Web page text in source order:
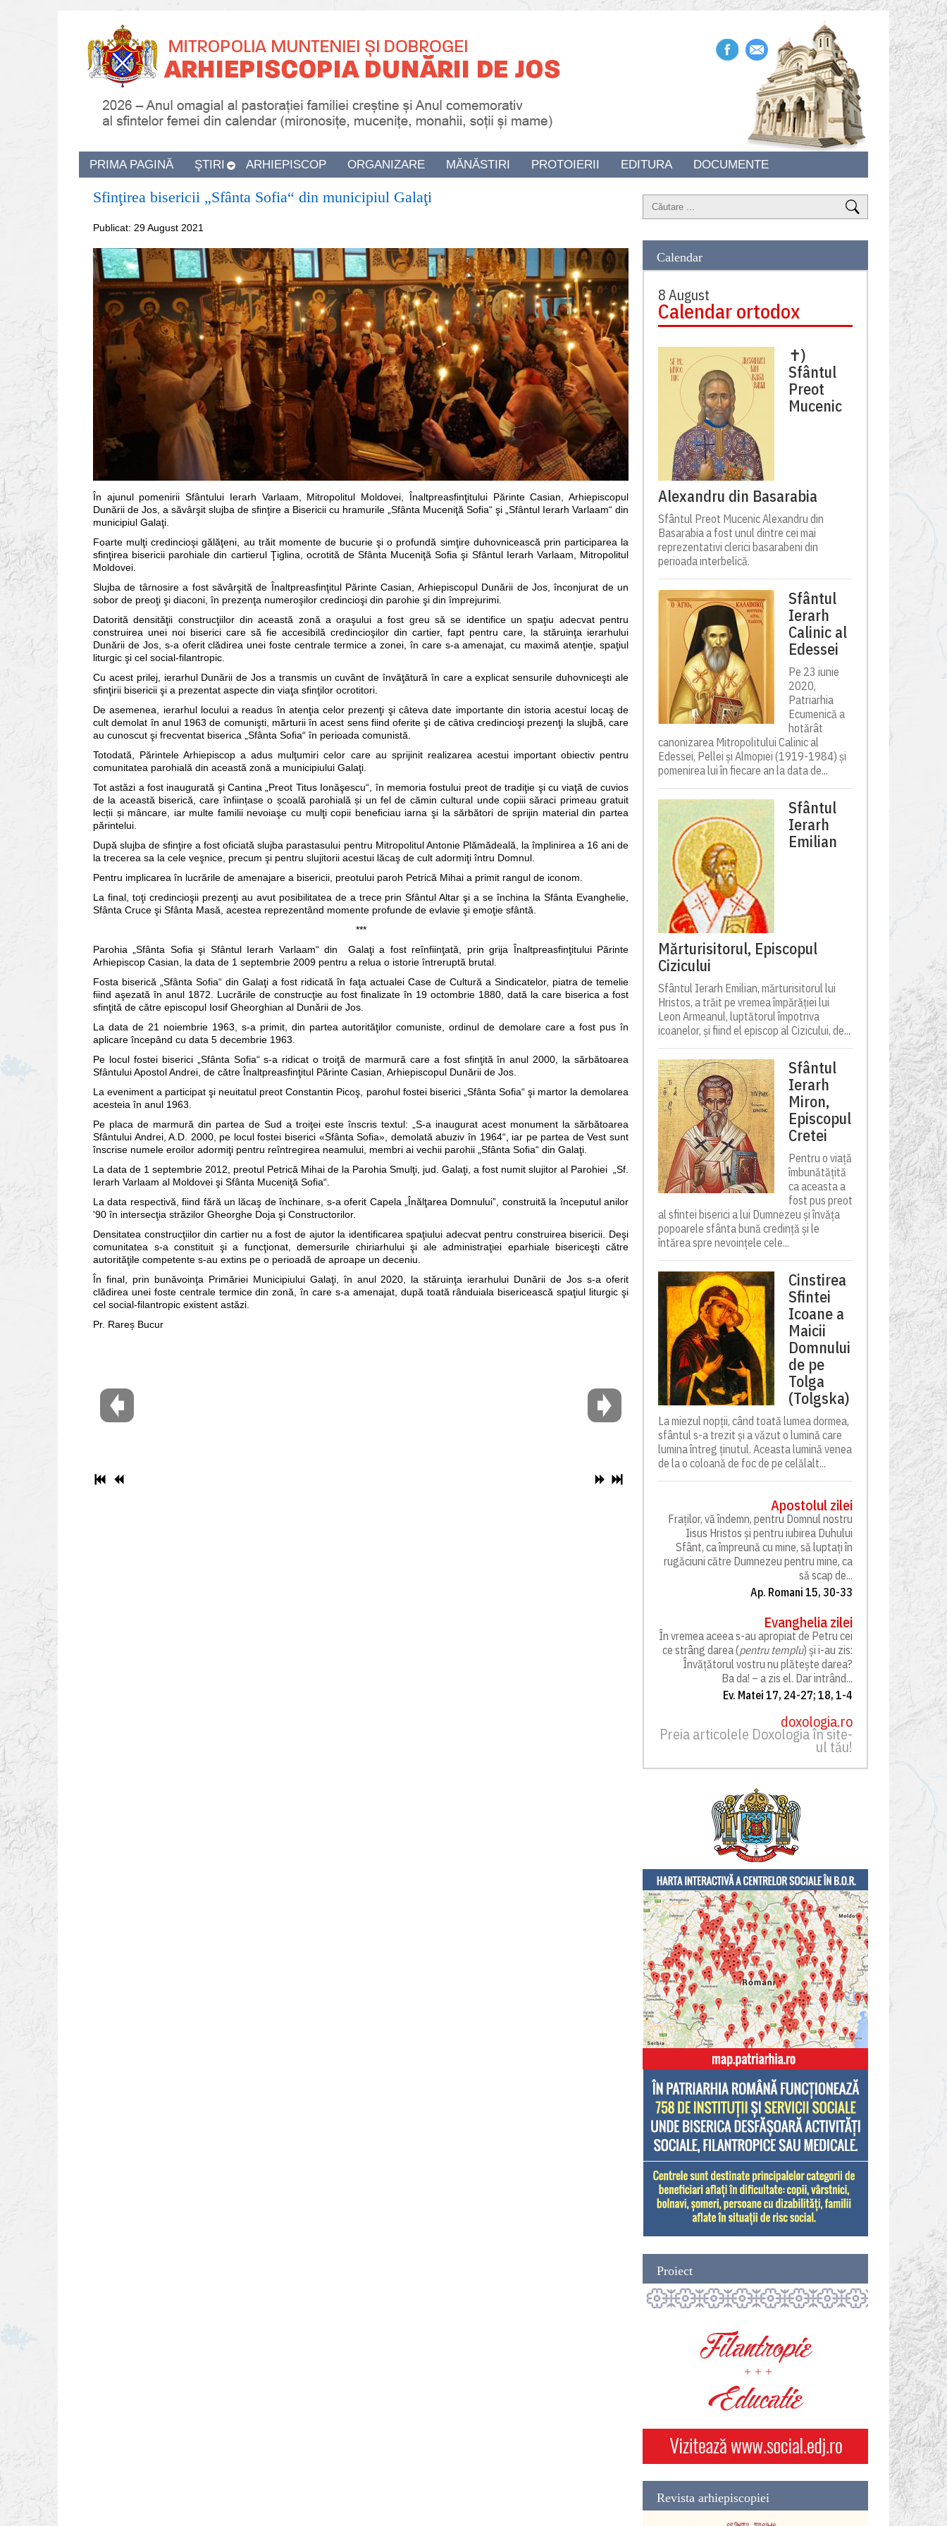
PRIMA PAGINĂ ŞTIRI ARHIEPISCOP ORGANIZARE MĂNĂSTIRI PROTOIERII EDITURA DOCUMENTE
Sfinţirea bisericii „Sfânta Sofia“ din municipiul Galaţi
Publicat: 29 August 2021
În ajunul pomenirii Sfântului Ierarh Varlaam, Mitropolitul Moldovei, Înaltpreasfinţitului Părinte Casian, Arhiepiscopul
Dunării de Jos, a săvârşit slujba de sfinţire a Bisericii cu hramurile „Sfânta Muceniţă Sofia“ şi „Sfântul Ierarh Varlaam“ din
municipiul Galaţi.
Foarte mulţi credincioşi gălăţeni, au trăit momente de bucurie şi o profundă simţire duhovnicească prin participarea la
sfinţirea bisericii parohiale din cartierul Ţiglina, ocrotită de Sfânta Muceniţă Sofia şi Sfântul Ierarh Varlaam, Mitropolitul
Moldovei.
Slujba de târnosire a fost săvârşită de Înaltpreasfinţitul Părinte Casian, Arhiepiscopul Dunării de Jos, înconjurat de un
sobor de preoţi şi diaconi, în prezenţa numeroşilor credincioşi din parohie şi din împrejurimi.
Datorită densităţii construcţiilor din această zonă a oraşului a fost greu să se identifice un spaţiu adecvat pentru
construirea unei noi biserici care să fie accesibilă credincioşilor din cartier, fapt pentru care, la stăruinţa ierarhului
Dunării de Jos, s-a oferit clădirea unei foste centrale termice a zonei, în care s-a amenajat, cu maximă atenţie, spaţiul
liturgic şi cel social-filantropic.
Cu acest prilej, ierarhul Dunării de Jos a transmis un cuvânt de învăţătură în care a explicat sensurile duhovniceşti ale
sfinţirii bisericii şi a prezentat aspecte din viaţa sfinţilor ocrotitori.
De asemenea, ierarhul locului a readus în atenţia celor prezenţi şi câteva date importante din istoria acestui locaş de
cult demolat în anul 1963 de comunişti, mărturii în acest sens fiind oferite şi de câtiva credincioşi prezenţi la slujbă, care
au cunoscut şi frecventat biserica „Sfânta Sofia“ în perioada comunistă.
Totodată, Părintele Arhiepiscop a adus mulţumiri celor care au sprijinit realizarea acestui important obiectiv pentru
comunitatea parohială din această zonă a municipiului Galaţi.
Tot astăzi a fost inaugurată şi Cantina „Preot Titus Ionăşescu“, în memoria fostului preot de tradiţie şi cu viaţă de cuvios
de la această biserică, care înființase o școală parohială și un fel de cămin cultural unde copiii săraci primeau gratuit
lecții și mâncare, iar multe familii nevoiaşe cu mulţi copii beneficiau iarna şi la sărbători de sprijin material din partea
părintelui.
După slujba de sfinţire a fost oficiată slujba parastasului pentru Mitropolitul Antonie Plămădeală, la împlinirea a 16 ani de
la trecerea sa la cele veşnice, precum şi pentru slujitorii acestui lăcaş de cult adormiţi întru Domnul.
Pentru implicarea în lucrările de amenajare a bisericii, preotului paroh Petrică Mihai a primit rangul de iconom.
La final, toţi credincioşii prezenţi au avut posibilitatea de a trece prin Sfântul Altar şi a se închina la Sfânta Evanghelie,
Sfânta Cruce şi Sfânta Masă, acestea reprezentând momente profunde de evlavie şi emoţie sfântă.
***
Parohia „Sfânta Sofia şi Sfântul Ierarh Varlaam“ din Galaţi a fost reînfiinţată, prin grija Înaltpreasfinţitului Părinte
Arhiepiscop Casian, la data de 1 septembrie 2009 pentru a relua o istorie întreruptă brutal.
Fosta biserică „Sfânta Sofia“ din Galaţi a fost ridicată în faţa actualei Case de Cultură a Sindicatelor, piatra de temelie
fiind aşezată în anul 1872. Lucrările de construcţie au fost finalizate în 19 octombrie 1880, dată la care biserica a fost
sfinţită de către episcopul Iosif Gheorghian al Dunării de Jos.
La data de 21 noiembrie 1963, s-a primit, din partea autorităţilor comuniste, ordinul de demolare care a fost pus în
aplicare începând cu data 5 decembrie 1963.
Pe locul fostei biserici „Sfânta Sofia“ s-a ridicat o troiţă de marmură care a fost sfinţită în anul 2000, la sărbătoarea
Sfântului Apostol Andrei, de către Înaltpreasfinţitul Părinte Casian, Arhiepiscopul Dunării de Jos.
La eveniment a participat şi neuitatul preot Constantin Picoş, parohul fostei biserici „Sfânta Sofia“ şi martor la demolarea
acesteia în anul 1963.
Pe placa de marmură din partea de Sud a troiţei este înscris textul: „S-a inaugurat acest monument la sărbătoarea
Sfântului Andrei, A.D. 2000, pe locul fostei biserici «Sfânta Sofia», demolată abuziv în 1964“, iar pe partea de Vest sunt
înscrise numele eroilor adormiţi pentru reîntregirea neamului, membri ai vechii parohii „Sfânta Sofia“ din Galaţi.
La data de 1 septembrie 2012, preotul Petrică Mihai de la Parohia Smulţi, jud. Galaţi, a fost numit slujitor al Parohiei „Sf.
Ierarh Varlaam al Moldovei şi Sfânta Muceniţă Sofia“.
La data respectivă, fiind fără un lăcaş de închinare, s-a oferit Capela „Înălţarea Domnului”, construită la începutul anilor
'90 în intersecţia străzilor Gheorghe Doja şi Constructorilor.
Densitatea construcţiilor din cartier nu a fost de ajutor la identificarea spaţiului adecvat pentru construirea bisericii. Deşi
comunitatea s-a constituit şi a funcţionat, demersurile chiriarhului şi ale administraţiei eparhiale bisericeşti către
autorităţile competente s-au extins pe o perioadă de aproape un deceniu.
În final, prin bunăvoinţa Primăriei Municipiului Galaţi, în anul 2020, la stăruinţa ierarhului Dunării de Jos s-a oferit
clădirea unei foste centrale termice din zonă, în care s-a amenajat, după toată rânduiala bisericească spaţiul liturgic şi
cel social-filantropic existent astăzi.
Pr. Rareș Bucur
Calendar
8 August
Calendar ortodox
✝)
Sfântul
Preot
Mucenic
Alexandru din Basarabia
Sfântul Preot Mucenic Alexandru din
Basarabia a fost unul dintre cei mai
reprezentativi clerici basarabeni din
perioada interbelică.
Sfântul
Ierarh
Calinic al
Edessei
Pe 23 iunie
2020,
Patriarhia
Ecumenică a
hotărât
canonizarea Mitropolitului Calinic al
Edessei, Pellei și Almopiei (1919-1984) și
pomenirea lui în fiecare an la data de...
Sfântul
Ierarh
Emilian
Mărturisitorul, Episcopul
Cizicului
Sfântul Ierarh Emilian, mărturisitorul lui
Hristos, a trăit pe vremea împărăției lui
Leon Armeanul, luptătorul împotriva
icoanelor, și fiind el episcop al Cizicului, de...
Sfântul
Ierarh
Miron,
Episcopul
Cretei
Pentru o viață
îmbunătățită
ca aceasta a
fost pus preot
al sfintei biserici a lui Dumnezeu și învăța
popoarele sfânta bună credință și le
întărea spre nevoințele cele...
Cinstirea
Sfintei
Icoane a
Maicii
Domnului
de pe
Tolga
(Tolgska)
La miezul nopții, când toată lumea dormea,
sfântul s-a trezit și a văzut o lumină care
lumina întreg ținutul. Aceasta lumină venea
de la o coloană de foc de pe celălalt...
Apostolul zilei
Fraților, vă îndemn, pentru Domnul nostru
Iisus Hristos și pentru iubirea Duhului
Sfânt, ca împreună cu mine, să luptați în
rugăciuni către Dumnezeu pentru mine, ca
să scap de...
Ap. Romani 15, 30-33
Evanghelia zilei
În vremea aceea s-au apropiat de Petru cei
ce strâng darea (pentru templu) și i-au zis:
Învățătorul vostru nu plătește darea?
Ba da! – a zis el. Dar intrând...
Ev. Matei 17, 24-27; 18, 1-4
doxologia.ro
Preia articolele Doxologia în site-
ul tău!
Proiect
Revista arhiepiscopiei